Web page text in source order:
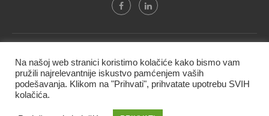
BIF PRESS doo" i ne smeju se presnositi niti koristiti, delimično
ni u celosti, bez izričite dozvole kompanije.
Na našoj web stranici koristimo kolačiće kako bismo vam
pružili najrelevantnije iskustvo pamćenjem vaših
podešavanja. Klikom na "Prihvati", prihvatate upotrebu SVIH
kolačića.